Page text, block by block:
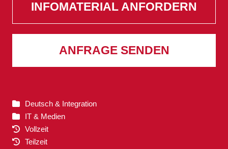
INFOMATERIAL ANFORDERN
ANFRAGE SENDEN
Deutsch & Integration
IT & Medien
Vollzeit
Teilzeit